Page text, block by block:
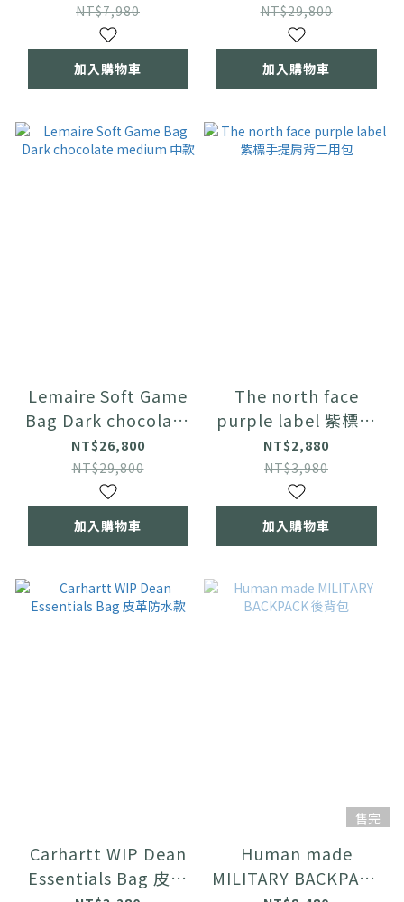
NT$7,980
加入購物車
NT$29,800
加入購物車
Lemaire Soft Game
Bag Dark chocolate
medium 中款
NT$26,800
NT$29,800
加入購物車
The north face
purple label 紫標手
提肩背二用包
NT$2,880
NT$3,980
加入購物車
Carhartt WIP Dean
Essentials Bag 皮革
售完
Human made
MILITARY BACKPACK